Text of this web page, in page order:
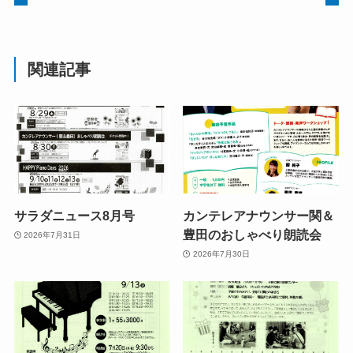
関連記事
サラダニュース8月号
2026年7月31日
カンテレアナウンサー関＆
豊田のおしゃべり朗読会
2026年7月30日